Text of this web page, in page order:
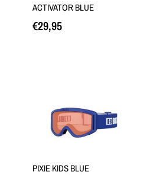
ACTIVATOR BLUE
€29,95
PIXIE KIDS BLUE